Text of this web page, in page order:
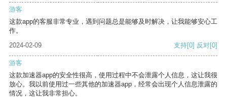
游客
这款app的客服非常专业，遇到问题总是能够及时解决，让我能够安心工
作。
2024-02-09
支持[0] 反对[0]
游客
这款加速器app的安全性很高，使用过程中不会泄露个人信息，这让我很
放心。我以前使用过一些其他的加速器app，经常会出现个人信息泄露的
情况，这让我非常担心。